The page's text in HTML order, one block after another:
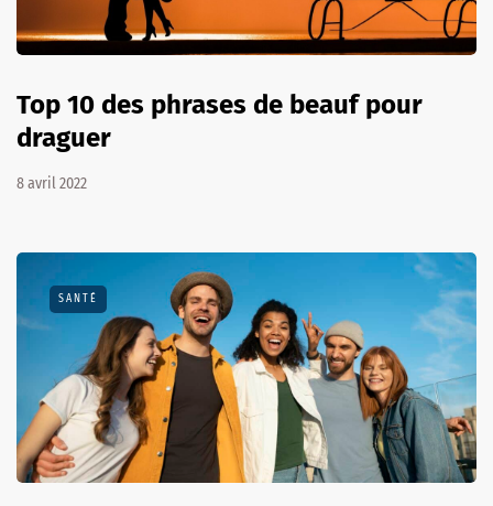
Top 10 des phrases de beauf pour
draguer
8 avril 2022
SANTÉ